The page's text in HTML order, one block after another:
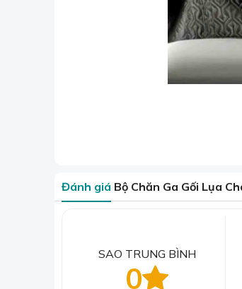
01 vỏ gối ôm.
Chăn ga gối vải gấm cao cấp
Chất liệu:Vải gấm mềm mịn,
Đánh giá Bộ Chăn Ga Gối Lụa
SAO TRUNG BÌNH
0